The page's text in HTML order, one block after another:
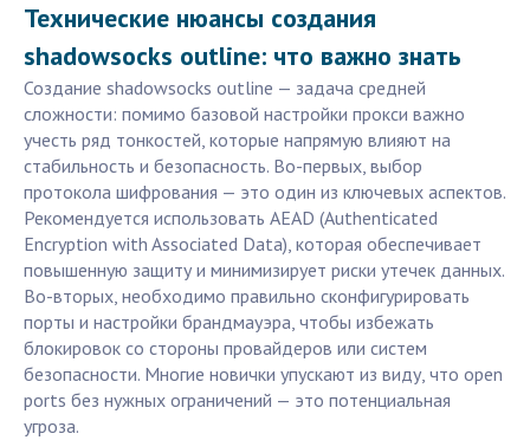
Технические нюансы создания
shadowsocks outline: что важно знать
Создание shadowsocks outline — задача средней
сложности: помимо базовой настройки прокси важно
учесть ряд тонкостей, которые напрямую влияют на
стабильность и безопасность. Во-первых, выбор
протокола шифрования — это один из ключевых аспектов.
Рекомендуется использовать AEAD (Authenticated
Encryption with Associated Data), которая обеспечивает
повышенную защиту и минимизирует риски утечек данных.
Во-вторых, необходимо правильно сконфигурировать
порты и настройки брандмауэра, чтобы избежать
блокировок со стороны провайдеров или систем
безопасности. Многие новички упускают из виду, что open
ports без нужных ограничений — это потенциальная
угроза.